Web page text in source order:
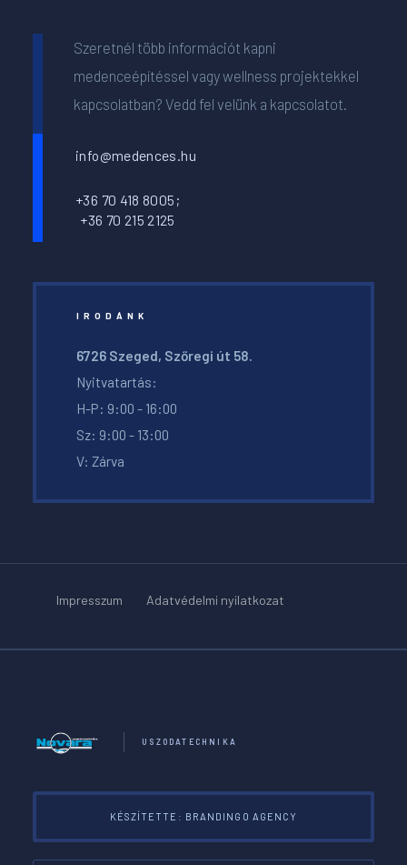
Szeretnél több információt kapni
medenceépítéssel vagy wellness projektekkel
kapcsolatban? Vedd fel velünk a kapcsolatot.
info@medences.hu
+36 70 418 8005;
+36 70 215 2125
IRODÁNK
6726 Szeged, Szőregi út 58.
Nyitvatartás:
H-P: 9:00 - 16:00
Sz: 9:00 - 13:00
V: Zárva
Impresszum Adatvédelmi nyilatkozat
USZODATECHNIKA
KÉSZÍTETTE: BRANDINGO AGENCY